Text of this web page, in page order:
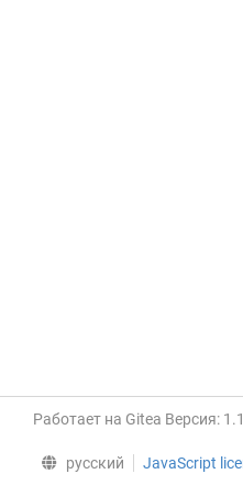
Работает на Gitea Версия:
русский JavaScript